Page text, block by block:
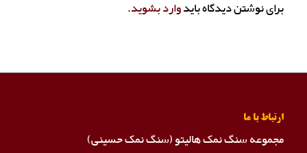
برای نوشتن دیدگاه بایدوارد بشوید.
ارتباط با ما
مجموعه سنگ نمک هالیتو (سنگ نمک حسینی)